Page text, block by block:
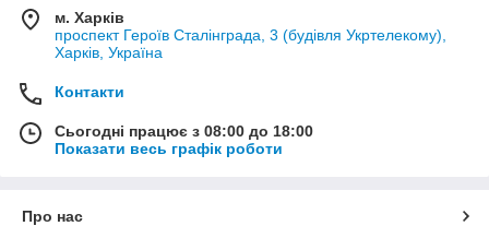
м. Харків
проспект Героїв Сталінграда, 3 (будівля Укртелекому),
Харків, Україна
Контакти
Сьогодні працює з 08:00 до 18:00
Показати весь графік роботи
Про нас